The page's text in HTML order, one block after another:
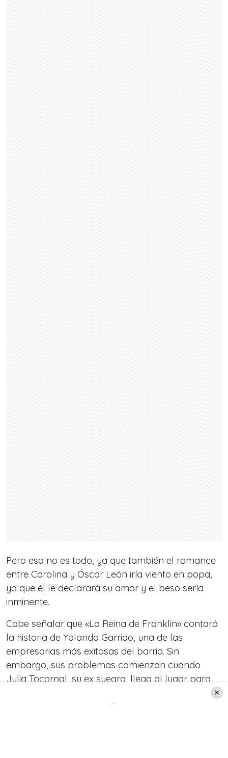
Pero eso no es todo, ya que también el romance
entre Carolina y Óscar León iría viento en popa,
ya que él le declarará su amor y el beso sería
inminente.
Cabe señalar que «La Reina de Franklin» contará
la historia de Yolanda Garrido, una de las
empresarias más exitosas del barrio. Sin
embargo, sus problemas comienzan cuando
Julia Tocornal, su ex suegra, llega al lugar para